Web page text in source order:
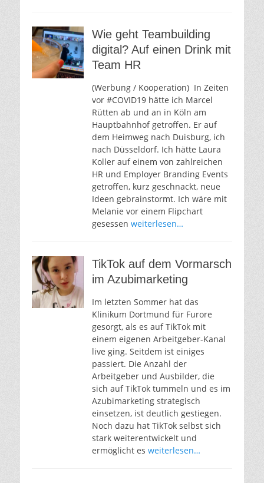
Wie geht Teambuilding
digital? Auf einen Drink mit
Team HR
(Werbung / Kooperation) In Zeiten
vor #COVID19 hätte ich Marcel
Rütten ab und an in Köln am
Hauptbahnhof getroffen. Er auf
dem Heimweg nach Duisburg, ich
nach Düsseldorf. Ich hätte Laura
Koller auf einem von zahlreichen
HR und Employer Branding Events
getroffen, kurz geschnackt, neue
Ideen gebrainstormt. Ich wäre mit
Melanie vor einem Flipchart
gesessen weiterlesen…
TikTok auf dem Vormarsch
im Azubimarketing
Im letzten Sommer hat das
Klinikum Dortmund für Furore
gesorgt, als es auf TikTok mit
einem eigenen Arbeitgeber-Kanal
live ging. Seitdem ist einiges
passiert. Die Anzahl der
Arbeitgeber und Ausbilder, die
sich auf TikTok tummeln und es im
Azubimarketing strategisch
einsetzen, ist deutlich gestiegen.
Noch dazu hat TikTok selbst sich
stark weiterentwickelt und
ermöglicht es weiterlesen…